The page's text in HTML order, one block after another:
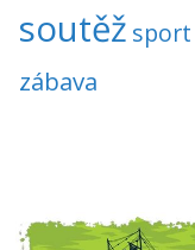
soutěž sport
zábava